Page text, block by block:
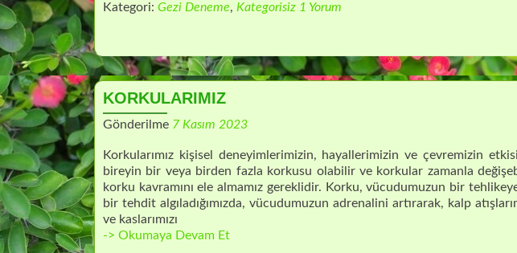
Kategori: Gezi Deneme, Kategorisiz 1 Yorum
KORKULARIMIZ
Gönderilme 7 Kasım 2023
Korkularımız kişisel deneyimlerimizin, hayallerimizin ve çevremizin
bireyin bir veya birden fazla korkusu olabilir ve korkular zamanla
korku kavramını ele almamız gereklidir. Korku, vücudumuzun bir
bir tehdit algıladığımızda, vücudumuzun adrenalini artırarak, kalp
ve kaslarımızı
-> Okumaya Devam EtKORKULARIMIZ